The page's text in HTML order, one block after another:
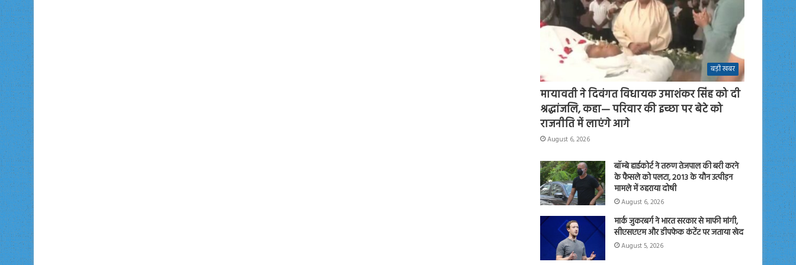
बड़ी खबर
मायावती ने दिवंगत विधायक उमाशंकर सिंह को दी
श्रद्धांजलि, कहा— परिवार की इच्छा पर बेटे को
राजनीति में लाएंगे आगे
August 6, 2026
बॉम्बे हाईकोर्ट ने तरुण तेजपाल की बरी करने
के फैसले को पलटा, 2013 के यौन उत्पीड़न
मामले में ठहराया दोषी
August 6, 2026
मार्क जुकरबर्ग ने भारत सरकार से माफी मांगी,
सीएसएएम और डीपफेक कंटेंट पर जताया खेद
August 5, 2026